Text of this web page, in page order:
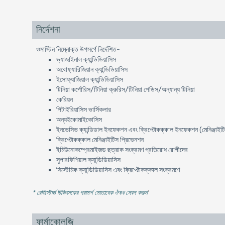
নির্দেশনা
ওমাস্টিন নিম্নোক্ত উপসর্গে নির্দেশিত-
ভ্যাজাইনাল ক্যান্ডিডিয়াসিস
অবোফ্যারিজিয়ান ক্যান্ডিডিয়াসিস
ইসোফ্যাজিয়াল ক্যান্ডিডিয়াসিস
টিনিয়া কর্পোরিস/টিনিয়া ক্রুরিস/টিনিয়া পেডিস/অন্যান্য টিনিয়া
কেরিয়ন
পিটাইরিয়াসিস ভার্সিকলার
অন্যইকোমাইকোসিস
ইনভেসিভ ক্যান্ডিডাল ইনফেকশন এবং ক্রিপ্টোকক্কাল ইনফেকশন
ক্রিপ্টোকক্কাল মেনিঞ্জাইটিস প্রিভেনশন
ইমিউনোকম্প্রেমাইজড ছত্রাক সংক্রমণ প্রতিরোধ রোগীদের
সুপারফিশিয়াল ক্যান্ডিডিয়াসিস
সিস্টেমিক ক্যান্ডিডিয়াসিস এবং ক্রিপ্টোকক্কাল সংক্রমণে
* রেজিস্টার্ড চিকিৎসকের পরামর্শ মোতাবেক ঔষধ সেবন করুন'
ফার্মাকোলজি